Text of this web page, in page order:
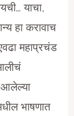
याचा,
हा करावाच
महाप्रचंड
भाषणात